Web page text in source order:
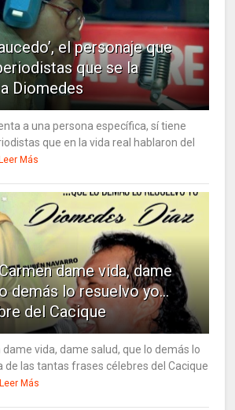
el personaje que
que se la
a Diomedes
a una persona específica, sí tiene
que en la vida real hablaron del
Más
dame vida, dame
demás lo resuelvo yo…
del Cacique
vida, dame salud, que lo demás lo
de las tantas frases célebres del Cacique
Leer Más